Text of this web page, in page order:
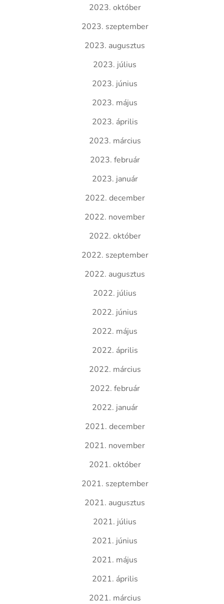
2023. október
2023. szeptember
2023. augusztus
2023. július
2023. június
2023. május
2023. április
2023. március
2023. február
2023. január
2022. december
2022. november
2022. október
2022. szeptember
2022. augusztus
2022. július
2022. június
2022. május
2022. április
2022. március
2022. február
2022. január
2021. december
2021. november
2021. október
2021. szeptember
2021. augusztus
2021. július
2021. június
2021. május
2021. április
2021. március